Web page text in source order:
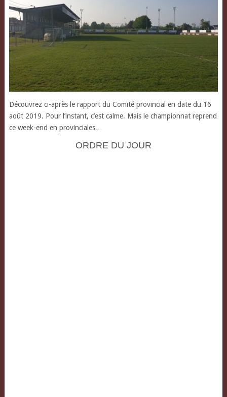
Découvrez ci-après le rapport du Comité provincial en date du 16
août 2019. Pour l’instant, c’est calme. Mais le championnat reprend
ce week-end en provinciales…
ORDRE DU JOUR